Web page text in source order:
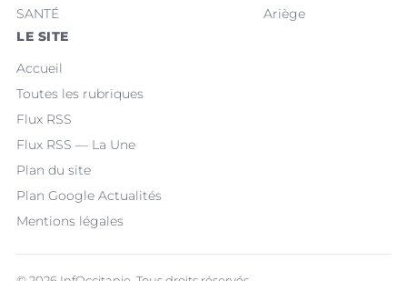
SANTÉ
Ariège
LE SITE
Accueil
Toutes les rubriques
Flux RSS
Flux RSS — La Une
Plan du site
Plan Google Actualités
Mentions légales